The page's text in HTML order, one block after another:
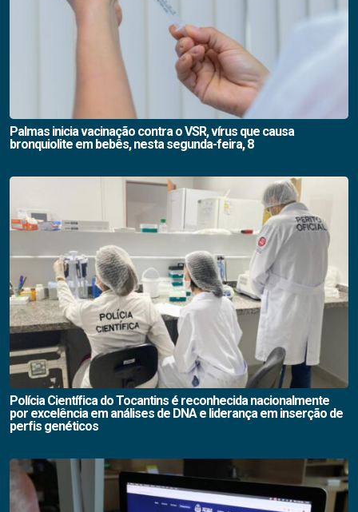
Palmas inicia vacinação contra o VSR, vírus que causa
bronquiolite em bebês, nesta segunda-feira, 8
Polícia Científica do Tocantins é reconhecida nacionalmente
por excelência em análises de DNA e liderança em inserção de
perfis genéticos